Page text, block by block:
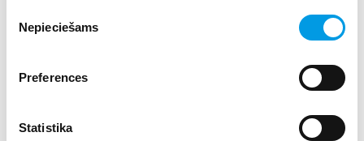
izvēle
Nepieciešams
Preferences
Statistika